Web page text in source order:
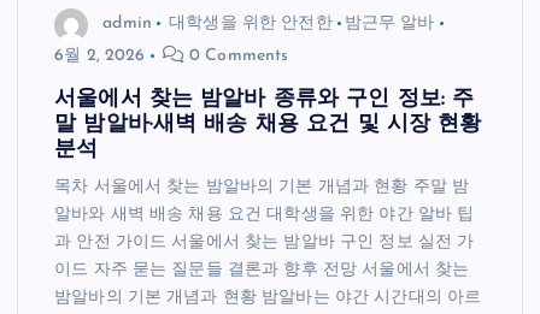
admin 대학생을 위한 안전한
밤근무 알바
6월 2, 2026
0 Comments
서울에서 찾는 밤알바 종류와 구인 정보: 주
말 밤알바·새벽 배송 채용 요건 및 시장 현황
분석
목차 서울에서 찾는 밤알바의 기본 개념과 현황 주말 밤
알바와 새벽 배송 채용 요건 대학생을 위한 야간 알바 팁
과 안전 가이드 서울에서 찾는 밤알바 구인 정보 실전 가
이드 자주 묻는 질문들 결론과 향후 전망 서울에서 찾는
밤알바의 기본 개념과 현황 밤알바는 야간 시간대의 아르